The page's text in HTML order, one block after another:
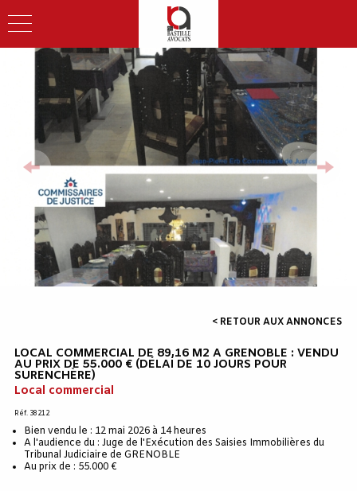
< RETOUR AUX ANNONCES
LOCAL COMMERCIAL DE 89,16 M2 A GRENOBLE : VENDU
AU PRIX DE 55.000 € (DÉLAI DE 10 JOURS POUR
SURENCHÈRE)
Local commercial
Réf. 38212
Bien vendu le : 12 mai 2026 à 14 heures
A l'audience du : Juge de l'Exécution des Saisies Immobilières du
Tribunal Judiciaire de GRENOBLE
Au prix de : 55.000 €